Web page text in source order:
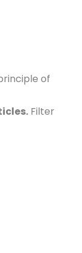
of
Filter